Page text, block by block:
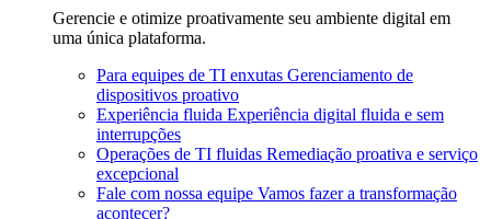
Gerencie e otimize proativamente seu ambiente digital em
uma única plataforma.
Para equipes de TI enxutas Gerenciamento de
dispositivos proativo
Experiência fluida Experiência digital fluida e sem
interrupções
Operações de TI fluidas Remediação proativa e serviço
excepcional
Fale com nossa equipe Vamos fazer a transformação
acontecer?